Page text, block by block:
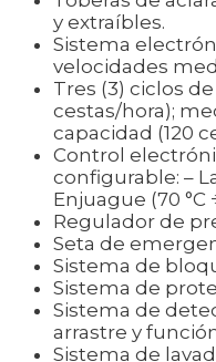
y extraíbles.
Sistema
velocidades
Tres (3) ciclos
cestas/hora);
capacidad (120
Control
configurable: –
Enjuague (70 °C
Regulador de
Seta de
Sistema de
Sistema de
Sistema de
arrastre y
Sistema de